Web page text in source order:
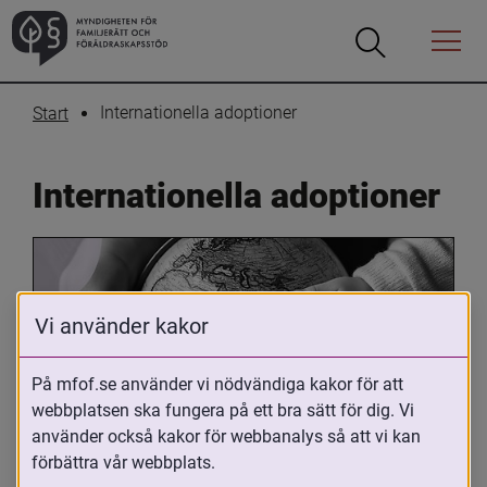
Öppna
Öppna
Menyn
Start Internationella adoptioner
Internationella adoptioner
Oavsett om du är adopterad,
adoptivförälder eller arbetar med
Vi använder kakor
På mfof.se använder vi nödvändiga kakor för att
webbplatsen ska fungera på ett bra sätt för dig. Vi
använder också kakor för webbanalys så att vi kan
förbättra vår webbplats.